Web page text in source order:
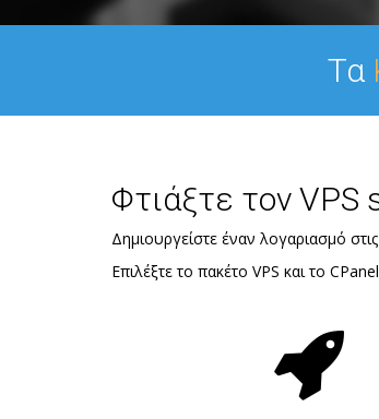
Τα
Φτιάξτε τον VPS
Δημιουργείστε έναν λογαριασμό
Επιλέξτε το πακέτο VPS και το